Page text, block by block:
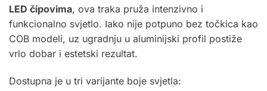
LED čipovima, ova traka pruža intenzivno i
funkcionalno svjetlo. Iako nije potpuno bez točkica kao
COB modeli, uz ugradnju u aluminijski profil postiže
vrlo dobar i estetski rezultat.
Dostupna je u tri varijante boje svjetla: